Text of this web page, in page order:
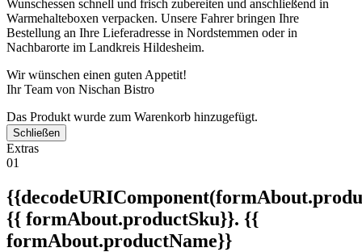
Wunschessen schnell und frisch zubereiten und anschließend in
Warmehalteboxen verpacken. Unsere Fahrer bringen Ihre
Bestellung an Ihre Lieferadresse in Nordstemmen oder in
Nachbarorte im Landkreis Hildesheim.
Wir wünschen einen guten Appetit!
Ihr Team von Nischan Bistro
Das Produkt wurde zum Warenkorb hinzugefügt.
Schließen
Extras
01
{{ formAbout.productSku}}. {{
formAbout.productName}}